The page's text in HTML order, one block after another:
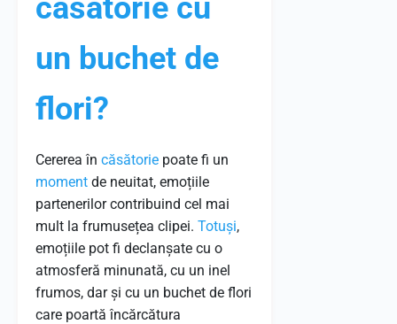
căsătorie cu
un buchet de
flori?
Cererea în căsătorie poate fi un
moment de neuitat, emoțiile
partenerilor contribuind cel mai
mult la frumusețea clipei. Totuși,
emoțiile pot fi declanșate cu o
atmosferă minunată, cu un inel
frumos, dar și cu un buchet de flori
care poartă încărcătura